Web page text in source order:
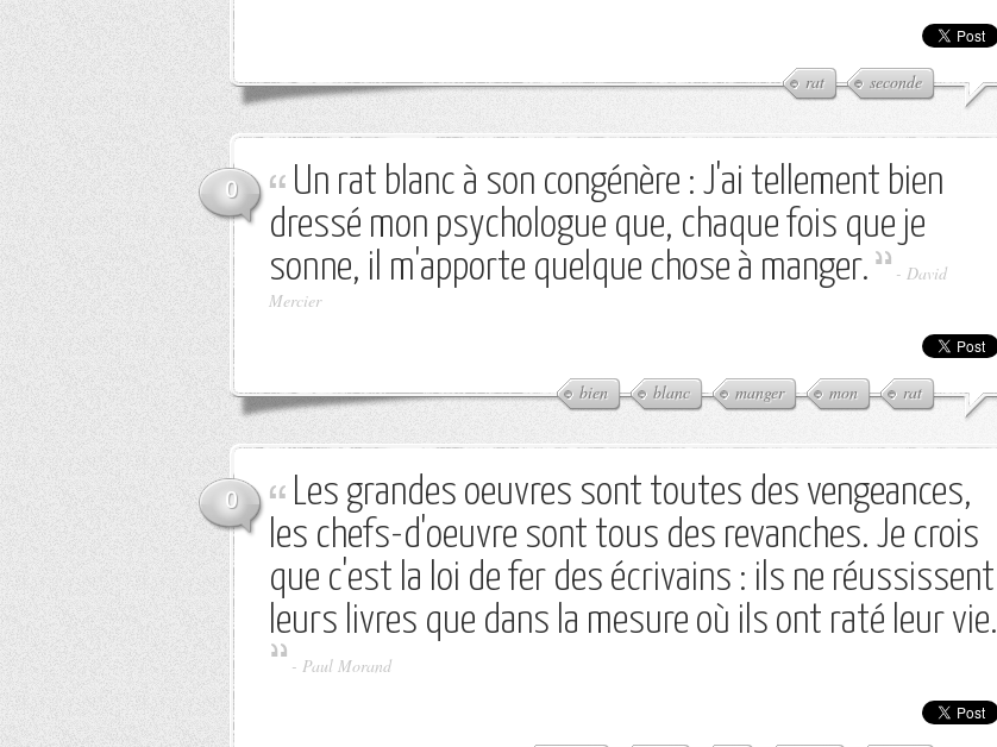
rat seconde
0
Un rat blanc à son congénère : J'ai tellement bien
dressé mon psychologue que, chaque fois que je
sonne, il m'apporte quelque chose à manger.
- David
Mercier
bien blanc manger mon rat
0
Les grandes oeuvres sont toutes des vengeances,
les chefs-d'oeuvre sont tous des revanches. Je crois
que c'est la loi de fer des écrivains : ils ne réussissent
leurs livres que dans la mesure où ils ont raté leur vie.
- Paul Morand